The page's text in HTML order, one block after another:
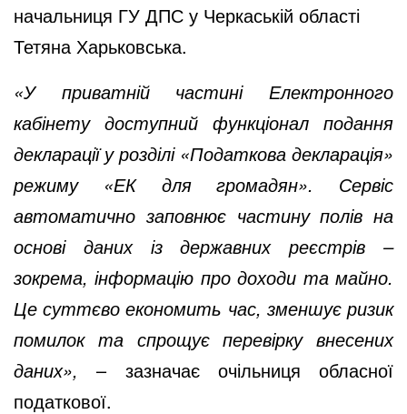
начальниця ГУ ДПС у Черкаській області
Тетяна Харьковська.
«У приватній частині Електронного
кабінету доступний функціонал подання
декларації у розділі «Податкова декларація»
режиму «ЕК для громадян». Сервіс
автоматично заповнює частину полів на
основі даних із державних реєстрів –
зокрема, інформацію про доходи та майно.
Це суттєво економить час, зменшує ризик
помилок та спрощує перевірку внесених
даних», – зазначає очільниця обласної
податкової.